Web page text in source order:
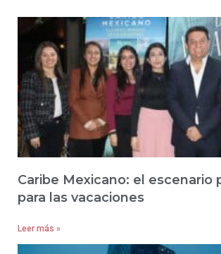
Caribe Mexicano: el escenario
para las vacaciones
Leer más »